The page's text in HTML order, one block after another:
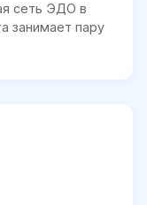
сеть ЭДО в
занимает пару